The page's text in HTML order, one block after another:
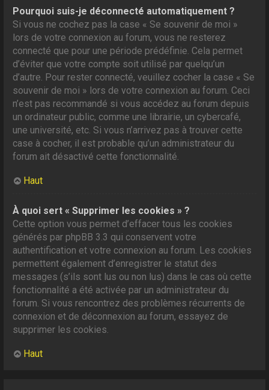
Pourquoi suis-je déconnecté automatiquement ?
Si vous ne cochez pas la case « Se souvenir de moi »
lors de votre connexion au forum, vous ne resterez
connecté que pour une période prédéfinie. Cela permet
d’éviter que votre compte soit utilisé par quelqu’un
d’autre. Pour rester connecté, veuillez cocher la case « Se
souvenir de moi » lors de votre connexion au forum. Ceci
n’est pas recommandé si vous accédez au forum depuis
un ordinateur public, comme une librairie, un cybercafé,
une université, etc. Si vous n’arrivez pas à trouver cette
case à cocher, il est probable qu’un administrateur du
forum ait désactivé cette fonctionnalité.
Haut
À quoi sert « Supprimer les cookies » ?
Cette option vous permet d’effacer tous les cookies
générés par phpBB 3.3 qui conservent votre
authentification et votre connexion au forum. Les cookies
permettent également d’enregistrer le statut des
messages (s’ils sont lus ou non lus) dans le cas où cette
fonctionnalité a été activée par un administrateur du
forum. Si vous rencontrez des problèmes récurrents de
connexion et de déconnexion au forum, essayez de
supprimer les cookies.
Haut